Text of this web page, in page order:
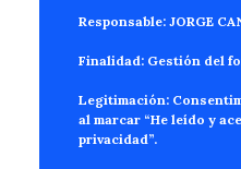
Responsable: JORGE
Finalidad: Gestión del
Legitimación:
al marcar “He leído y
privacidad”.